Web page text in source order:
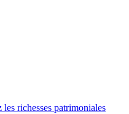
richesses patrimoniales